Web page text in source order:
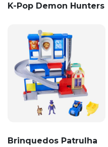
K-Pop Demon Hunters
Brinquedos Patrulha